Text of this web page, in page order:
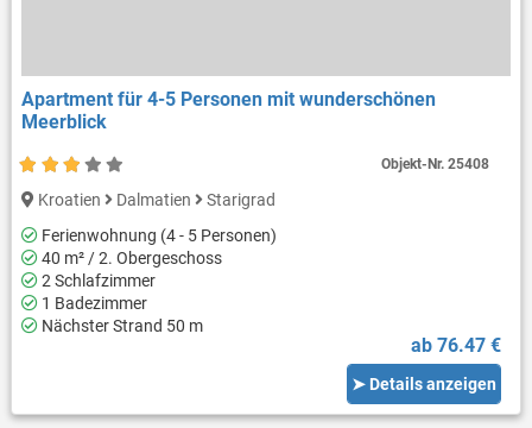
Apartment für 4-5 Personen mit wunderschönen
Meerblick
Kroatien Dalmatien
Starigrad
Ferienwohnung (4 - 5 Personen)
40 m² / 2. Obergeschoss
2 Schlafzimmer
1 Badezimmer
Nächster Strand 50 m
ab 76.47 €
➤ Details anzeigen
Objekt-Nr.25408